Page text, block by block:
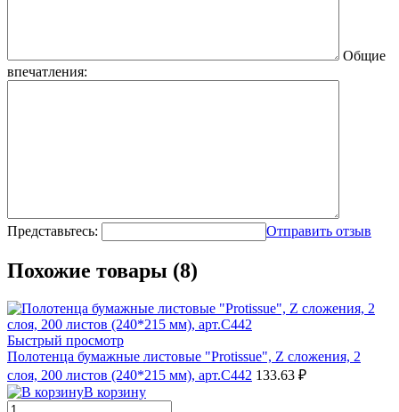
Общие
впечатления:
Представьтесь: Отправить отзыв
Похожие товары (8)
Быстрый просмотр
Полотенца бумажные листовые "Protissue", Z сложения, 2
слоя, 200 листов (240*215 мм), арт.С442 133.63 ₽
В корзину